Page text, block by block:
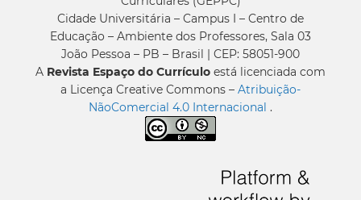
Cidade Universitária – Campus I – Centro de
Educação – Ambiente dos Professores, Sala 03
João Pessoa – PB – Brasil | CEP: 58051-900
A Revista Espaço do Currículo está licenciada com
a Licença Creative Commons – Atribuição-
NãoComercial 4.0 Internacional .